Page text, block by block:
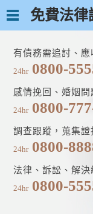
免費法律
有債務需追討、應
24hr 0800-
感情挽回、婚姻
24hr 0800-
調查跟蹤，蒐集證
24hr 0800-
法律、訴訟、解決
24hr 0800-